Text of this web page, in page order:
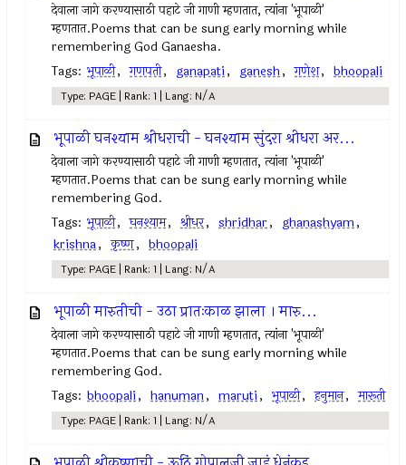
देवाला जागे करण्यासाठी पहाटे जी गाणी म्हणतात, त्यांना 'भूपाळी'
म्हणतात.Poems that can be sung early morning while
remembering God Ganaesha.
Tags: भूपाळी, गणपती, ganapati, ganesh, गणेश, bhoopali
Type: PAGE | Rank: 1 | Lang: N/A
भूपाळी घनश्याम श्रीधराची - घनश्याम सुंदरा श्रीधरा अर...
देवाला जागे करण्यासाठी पहाटे जी गाणी म्हणतात, त्यांना 'भूपाळी'
म्हणतात.Poems that can be sung early morning while
remembering God.
Tags: भूपाळी, घनश्याम, श्रीधर, shridhar, ghanashyam,
krishna, कृष्ण, bhoopali
Type: PAGE | Rank: 1 | Lang: N/A
भूपाळी मारुतीची - उठा प्रातःकाळ झाला । मारु...
देवाला जागे करण्यासाठी पहाटे जी गाणी म्हणतात, त्यांना 'भूपाळी'
म्हणतात.Poems that can be sung early morning while
remembering God.
Tags: bhoopali, hanuman, maruti, भूपाळी, हनुमान, मारूती
Type: PAGE | Rank: 1 | Lang: N/A